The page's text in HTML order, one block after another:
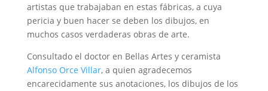
artistas que trabajaban en estas fábricas, a cuya
pericia y buen hacer se deben los dibujos, en
muchos casos verdaderas obras de arte.
Consultado el doctor en Bellas Artes y ceramista
Alfonso Orce Villar, a quien agradecemos
encarecidamente sus anotaciones, los dibujos de los